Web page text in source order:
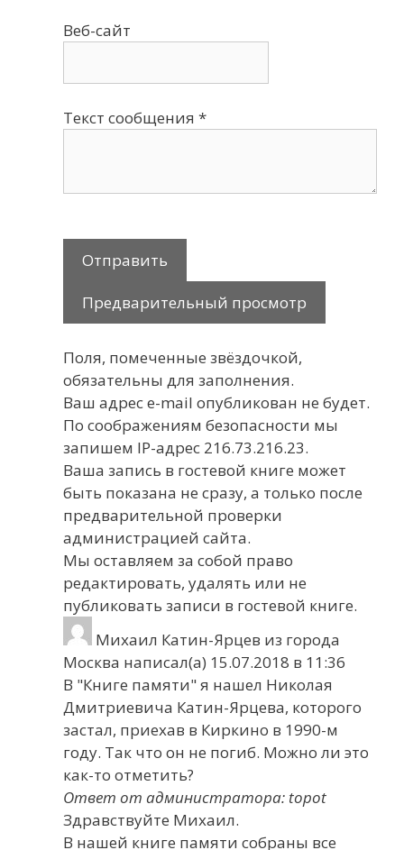
Веб-сайт
Текст сообщения *
Поля, помеченные звёздочкой,
обязательны для заполнения.
Ваш адрес e-mail опубликован не будет.
По соображениям безопасности мы
запишем IP-адрес 216.73.216.23.
Ваша запись в гостевой книге может
быть показана не сразу, а только после
предварительной проверки
администрацией сайта.
Мы оставляем за собой право
редактировать, удалять или не
публиковать записи в гостевой книге.
Михаил Катин-Ярцев из города
Москва написал(а) 15.07.2018 в 11:36
В "Книге памяти" я нашел Николая
Дмитриевича Катин-Ярцева, которого
застал, приехав в Киркино в 1990-м
году. Так что он не погиб. Можно ли это
как-то отметить?
Ответ от администратора: topot
Здравствуйте Михаил.
В нашей книге памяти собраны все